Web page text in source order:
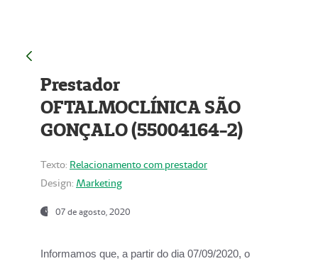
Prestador
OFTALMOCLÍNICA SÃO
GONÇALO (55004164-2)
Texto: Relacionamento com prestador
Design: Marketing
07 de agosto, 2020
Informamos que, a partir do dia07/09/2020, o